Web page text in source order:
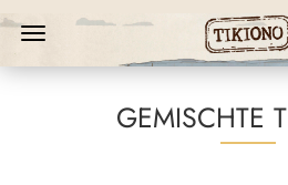
GEMISCHTE